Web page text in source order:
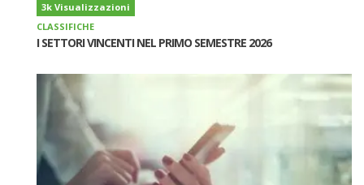
3k Visualizzazioni
CLASSIFICHE
I SETTORI VINCENTI NEL PRIMO SEMESTRE 2026